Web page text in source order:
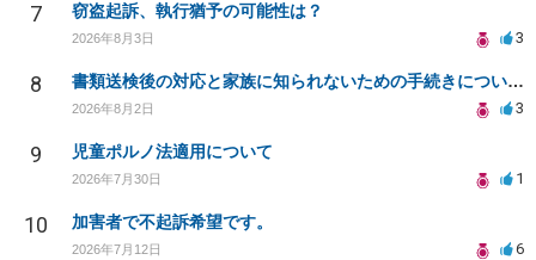
7 窃盗起訴、執行猶予の可能性は？
2026年8月3日 3
8 書類送検後の対応と家族に知られないための手続きについて相談
2026年8月2日 3
9 児童ポルノ法適用について
2026年7月30日 1
10 加害者で不起訴希望です。
2026年7月12日 6